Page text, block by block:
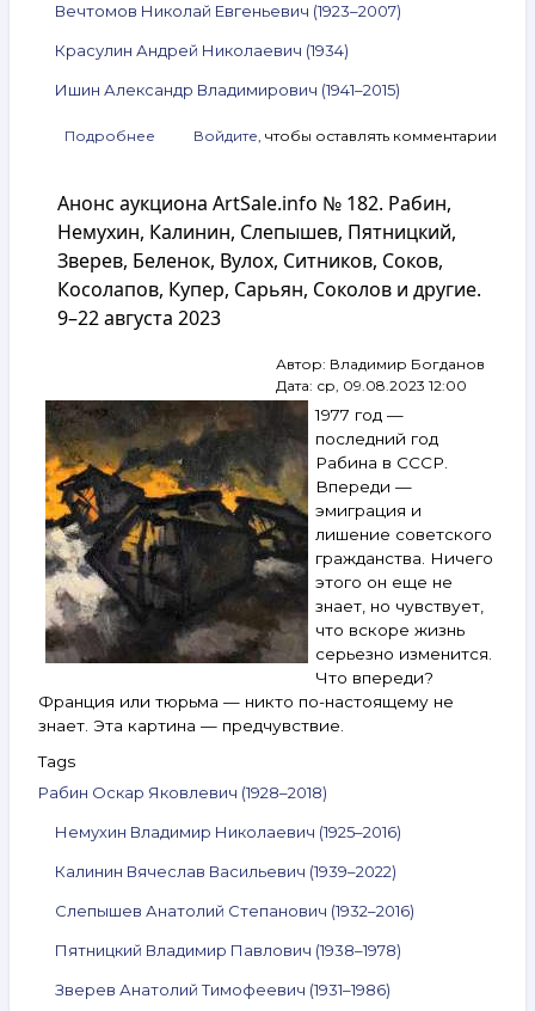
Вечтомов Николай Евгеньевич (1923–2007)
Красулин Андрей Николаевич (1934)
Ишин Александр Владимирович (1941–2015)
Подробнее
ArtSale.info
№ 208.
Слепышев,
Купер,
Штейнберг,
Зверев,
Михнов-
Вечтомов,
Красулин,
Ишин
и другие.
21–
27 февраля
2024
Войдите, чтобы оставлять комментарии
Анонс аукциона ArtSale.info № 182. Рабин,
Немухин, Калинин, Слепышев, Пятницкий,
Зверев, Беленок, Вулох, Ситников, Соков,
Косолапов, Купер, Сарьян, Соколов и другие.
9–22 августа 2023
Автор: Владимир Богданов
Дата: ср, 09.08.2023 12:00
1977 год —
последний год
Рабина в СССР.
Впереди —
эмиграция и
лишение советского
гражданства. Ничего
этого он еще не
знает, но чувствует,
что вскоре жизнь
серьезно изменится.
Что впереди?
Франция или тюрьма — никто по-настоящему не
знает. Эта картина — предчувствие.
Tags
Рабин Оскар Яковлевич (1928–2018)
Немухин Владимир Николаевич (1925–2016)
Калинин Вячеслав Васильевич (1939–2022)
Слепышев Анатолий Степанович (1932–2016)
Пятницкий Владимир Павлович (1938–1978)
Зверев Анатолий Тимофеевич (1931–1986)